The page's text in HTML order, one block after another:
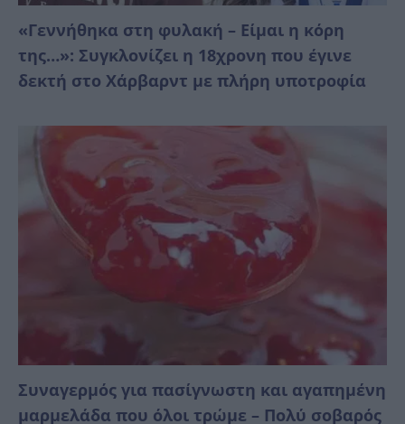
«Γεννήθηκα στη φυλακή – Είμαι η κόρη
της…»: Συγκλονίζει η 18χρονη που έγινε
δεκτή στο Χάρβαρντ με πλήρη υποτροφία
Συναγερμός για πασίγνωστη και αγαπημένη
μαρμελάδα που όλοι τρώμε – Πολύ σοβαρός